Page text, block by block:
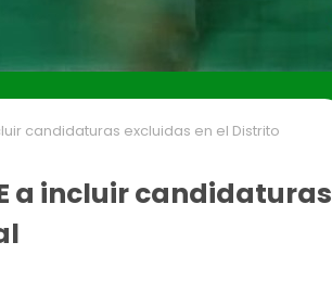
candidaturas excluidas en el Distrito
a incluir candidaturas